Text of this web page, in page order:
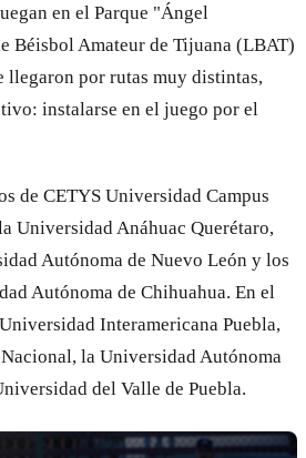
en el Parque "Ángel
Béisbol Amateur de Tijuana (LBAT)
llegaron por rutas muy distintas,
instalarse en el juego por el
de CETYS Universidad Campus
Universidad Anáhuac Querétaro,
Autónoma de Nuevo León y los
Autónoma de Chihuahua. En el
Interamericana Puebla,
la Universidad Autónoma
del Valle de Puebla.